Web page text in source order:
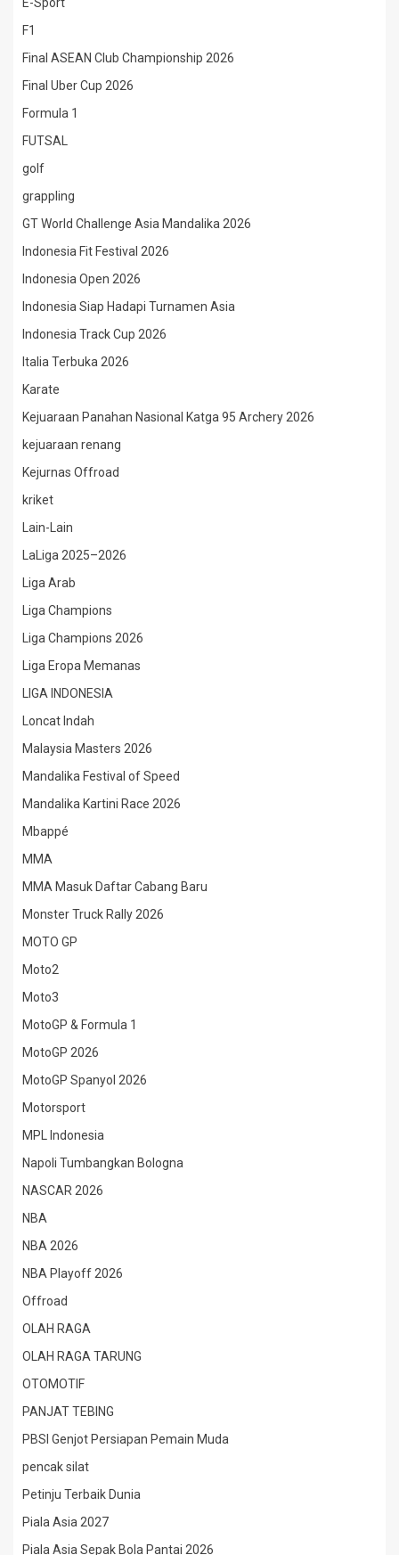
F1
Final ASEAN Club Championship 2026
Final Uber Cup 2026
Formula 1
FUTSAL
golf
grappling
GT World Challenge Asia Mandalika 2026
Indonesia Fit Festival 2026
Indonesia Open 2026
Indonesia Siap Hadapi Turnamen Asia
Indonesia Track Cup 2026
Italia Terbuka 2026
Karate
Kejuaraan Panahan Nasional Katga 95 Archery 2026
kejuaraan renang
Kejurnas Offroad
kriket
Lain-Lain
LaLiga 2025–2026
Liga Arab
Liga Champions
Liga Champions 2026
Liga Eropa Memanas
LIGA INDONESIA
Loncat Indah
Malaysia Masters 2026
Mandalika Festival of Speed
Mandalika Kartini Race 2026
Mbappé
MMA
MMA Masuk Daftar Cabang Baru
Monster Truck Rally 2026
MOTO GP
Moto2
Moto3
MotoGP & Formula 1
MotoGP 2026
MotoGP Spanyol 2026
Motorsport
MPL Indonesia
Napoli Tumbangkan Bologna
NASCAR 2026
NBA
NBA 2026
NBA Playoff 2026
Offroad
OLAH RAGA
OLAH RAGA TARUNG
OTOMOTIF
PANJAT TEBING
PBSI Genjot Persiapan Pemain Muda
pencak silat
Petinju Terbaik Dunia
Piala Asia 2027
Piala Asia Sepak Bola Pantai 2026